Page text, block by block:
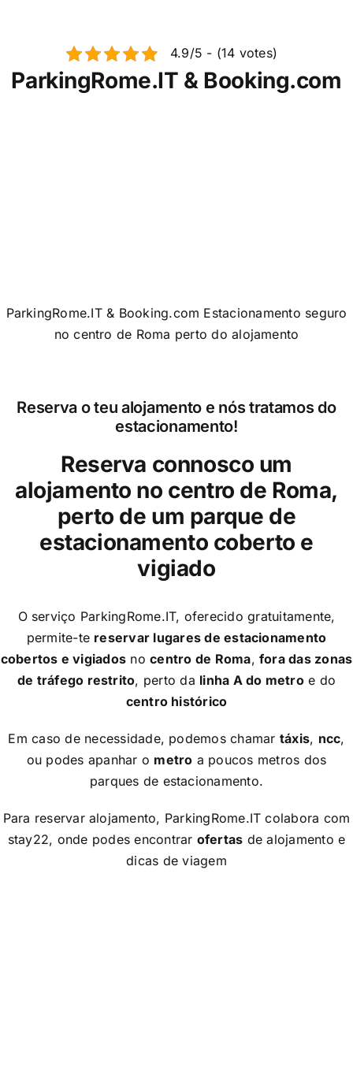
4.9/5 - (14 votes)
ParkingRome.IT & Booking.com
ParkingRome.IT & Booking.com Estacionamento seguro
no centro de Roma perto do alojamento
Reserva o teu alojamento e nós tratamos do
estacionamento!
Reserva connosco um
alojamento no centro de Roma,
perto de um parque de
estacionamento coberto e
vigiado
O serviço ParkingRome.IT, oferecido gratuitamente,
permite-te reservar lugares de estacionamento
cobertos e vigiados nocentro de Roma, fora das zonas
de tráfego restrito, perto da linha A do metroe do
centro histórico
Em caso de necessidade, podemos chamar táxis, ncc,
ou podes apanhar o metro a poucos metros dos
parques de estacionamento.
Para reservar alojamento, ParkingRome.IT colabora com
stay22, onde podes encontrar ofertas de alojamento e
dicas de viagem